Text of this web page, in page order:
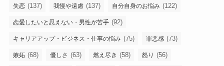
失恋 (137) 我慢や遠慮 (137) 自分自身のお悩み (122)
恋愛したいと思えない・男性が苦手 (92)
キャリアアップ・ビジネス・仕事の悩み (75) 罪悪感 (73)
嫉妬 (68) 優しさ (63) 燃え尽き (58) 怒り (56)